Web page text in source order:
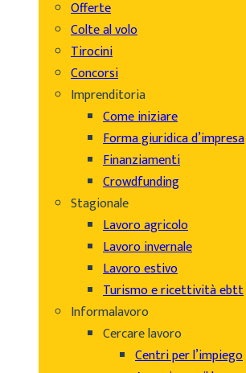
Offerte
Colte al volo
Tirocini
Concorsi
Imprenditoria
Come iniziare
Forma giuridica d’impresa
Finanziamenti
Crowdfunding
Stagionale
Lavoro agricolo
Lavoro invernale
Lavoro estivo
Turismo e ricettività ebtt
Informalavoro
Cercare lavoro
Centri per l’impiego